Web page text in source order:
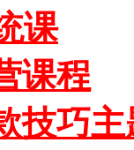
课
课程
技巧主